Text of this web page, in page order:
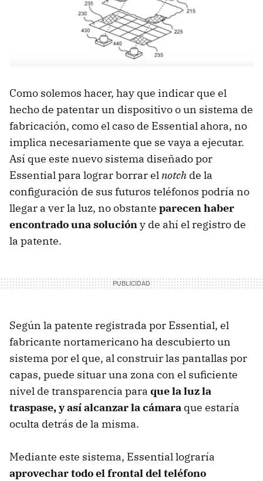
Como solemos hacer, hay que indicar que el
hecho de patentar un dispositivo o un sistema de
fabricación, como el caso de Essential ahora, no
implica necesariamente que se vaya a ejecutar.
Así que este nuevo sistema diseñado por
Essential para lograr borrar elnotch de la
configuración de sus futuros teléfonos podría no
llegar a ver la luz, no obstante parecen haber
encontrado una solucióny de ahí el registro de
la patente.
Según la patente registrada por Essential, el
fabricante nortamericano ha descubierto un
sistema por el que, al construir las pantallas por
capas, puede situar una zona con el suficiente
nivel de transparencia para que la luz la
traspase, y así alcanzar la cámara que estaría
oculta detrás de la misma.
Mediante este sistema, Essential lograría
aprovechar todo el frontal del teléfono